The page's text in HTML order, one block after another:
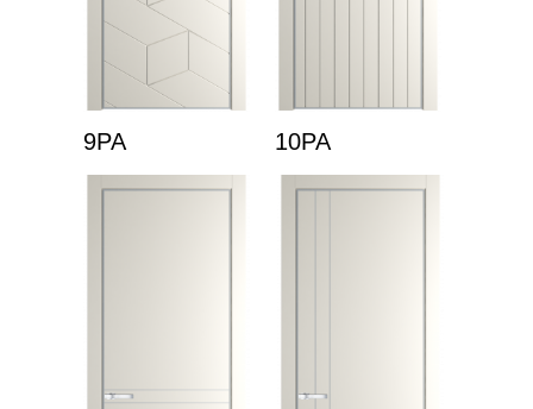
10PA
9PA